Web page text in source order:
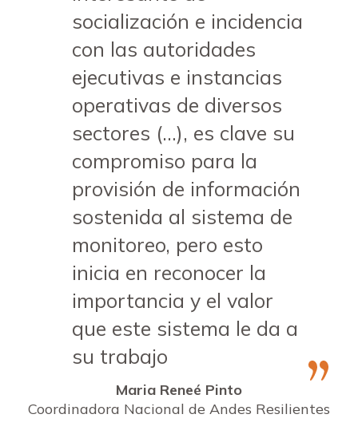
socialización e incidencia
con las autoridades
ejecutivas e instancias
operativas de diversos
sectores (…), es clave su
compromiso para la
provisión de información
sostenida al sistema de
monitoreo, pero esto
inicia en reconocer la
importancia y el valor
que este sistema le da a
su trabajo
Maria Reneé Pinto
Coordinadora Nacional de Andes Resilientes